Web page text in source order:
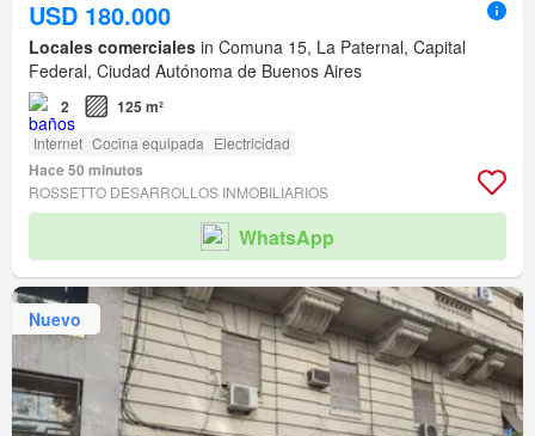
USD 180.000
Locales comerciales in Comuna 15, La Paternal, Capital
Federal, Ciudad Autónoma de Buenos Aires
2 125 m²
Internet Cocina equipada Electricidad
Hace 50 minutos
ROSSETTO DESARROLLOS INMOBILIARIOS
WhatsApp
Nuevo